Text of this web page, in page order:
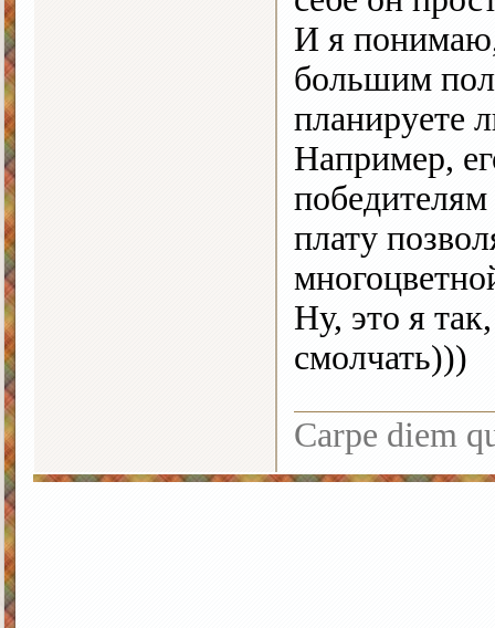
И я
большим
планируете
Например,
плату
Ну, это я
смолчать)))
Carpe diem